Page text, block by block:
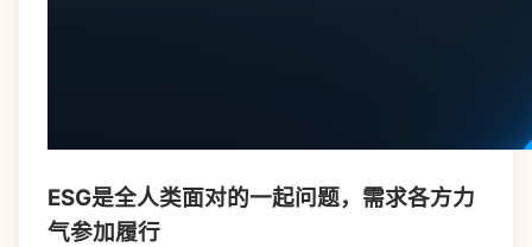
ESG是全人类面对的一起问题，需求各方力
气参加履行